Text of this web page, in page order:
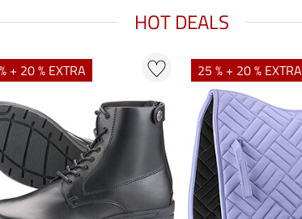
HOT DEALS
+ 20 % EXTRA 25 % + 20 % EXTRA